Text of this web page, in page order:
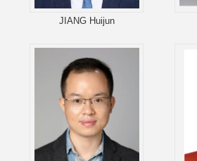
JIANG Huijun